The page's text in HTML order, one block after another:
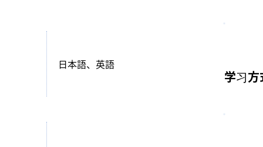
日本語、英語
学习方